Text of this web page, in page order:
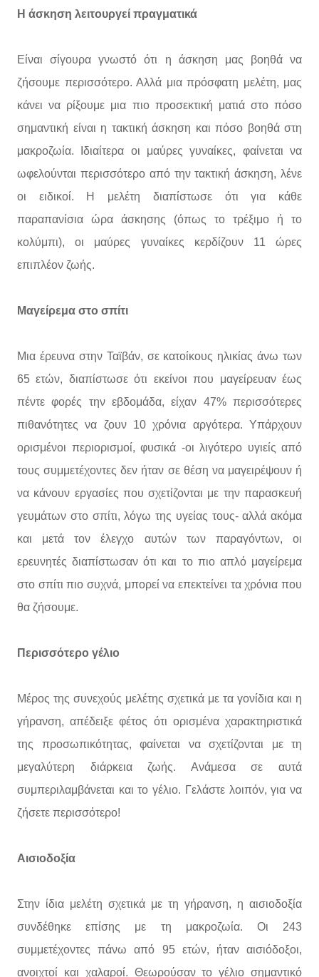
Η άσκηση λειτουργεί πραγματικά
Είναι σίγουρα γνωστό ότι η άσκηση μας βοηθά να
ζήσουμε περισσότερο. Αλλά μια πρόσφατη μελέτη, μας
κάνει να ρίξουμε μια πιο προσεκτική ματιά στο πόσο
σημαντική είναι η τακτική άσκηση και πόσο βοηθά στη
μακροζωία. Ιδιαίτερα οι μαύρες γυναίκες, φαίνεται να
ωφελούνται περισσότερο από την τακτική άσκηση, λένε
οι ειδικοί. Η μελέτη διαπίστωσε ότι για κάθε
παραπανίσια ώρα άσκησης (όπως το τρέξιμο ή το
κολύμπι), οι μαύρες γυναίκες κερδίζουν 11 ώρες
επιπλέον ζωής.
Μαγείρεμα στο σπίτι
Μια έρευνα στην Ταϊβάν, σε κατοίκους ηλικίας άνω των
65 ετών, διαπίστωσε ότι εκείνοι που μαγείρευαν έως
πέντε φορές την εβδομάδα, είχαν 47% περισσότερες
πιθανότητες να ζουν 10 χρόνια αργότερα. Υπάρχουν
ορισμένοι περιορισμοί, φυσικά -οι λιγότερο υγιείς από
τους συμμετέχοντες δεν ήταν σε θέση να μαγειρέψουν ή
να κάνουν εργασίες που σχετίζονται με την παρασκευή
γευμάτων στο σπίτι, λόγω της υγείας τους- αλλά ακόμα
και μετά τον έλεγχο αυτών των παραγόντων, οι
ερευνητές διαπίστωσαν ότι και το πιο απλό μαγείρεμα
στο σπίτι πιο συχνά, μπορεί να επεκτείνει τα χρόνια που
θα ζήσουμε.
Περισσότερο γέλιο
Μέρος της συνεχούς μελέτης σχετικά με τα γονίδια και η
γήρανση, απέδειξε φέτος ότι ορισμένα χαρακτηριστικά
της προσωπικότητας, φαίνεται να σχετίζονται με τη
μεγαλύτερη διάρκεια ζωής. Ανάμεσα σε αυτά
συμπεριλαμβάνεται και το γέλιο. Γελάστε λοιπόν, για να
ζήσετε περισσότερο!
Αισιοδοξία
Στην ίδια μελέτη σχετικά με τη γήρανση, η αισιοδοξία
συνδέθηκε επίσης με τη μακροζωία. Οι 243
συμμετέχοντες πάνω από 95 ετών, ήταν αισιόδοξοι,
ανοιχτοί και χαλαροί. Θεωρούσαν το γέλιο σημαντικό